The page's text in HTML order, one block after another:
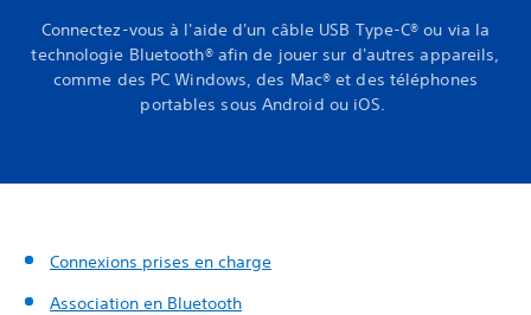
Connectez-vous à l'aide d'un câble USB Type-C® ou via la
technologie Bluetooth® afin de jouer sur d'autres appareils,
comme des PC Windows, des Mac® et des téléphones
portables sous Android ou iOS.
Connexions prises en charge
Association en Bluetooth